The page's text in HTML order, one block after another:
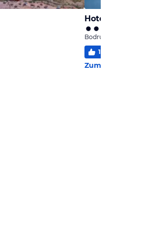
Hotel Asmin
Bodrum, Türkische Ägäis
100
Zum Hotel